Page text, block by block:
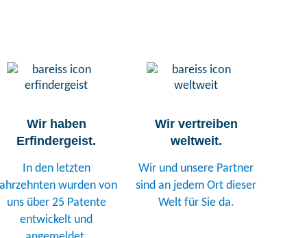
Wir haben
Erfindergeist.
In den letzten
wurden von
uns über 25 Patente
entwickelt und
Wir vertreiben
weltweit.
Wir und unsere Partner
sind an jedem Ort dieser
Welt für Sie da.